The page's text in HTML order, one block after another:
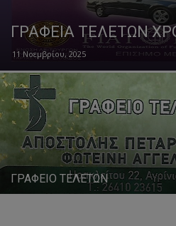
ΓΡΑΦΕΙΑ ΤΕΛΕΤΩΝ
11 Νοεμβρίου, 2025
ΓΡΑΦΕΙΟ ΤΕΛΕΤΩΝ